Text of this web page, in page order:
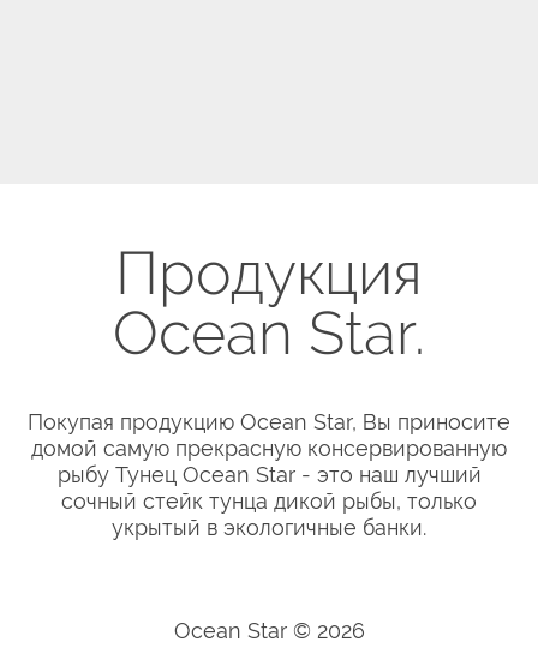
Продукция
Ocean Star.
Покупая продукцию Ocean Star, Вы приносите
домой самую прекрасную консервированную
рыбу Тунец Ocean Star - это наш лучший
сочный стейк тунца дикой рыбы, только
укрытый в экологичные банки.
Ocean Star © 2026